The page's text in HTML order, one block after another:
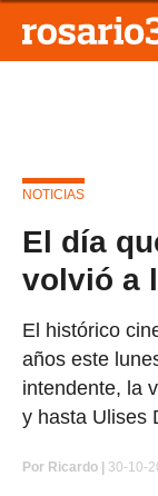
NOTICIAS
El día
volvió a
El histórico
años este
intendente, la
y hasta Ulises
Por Ricardo | 30-10-